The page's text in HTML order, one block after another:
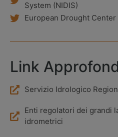
System (NIDIS)
European Drought Center
Link
Servizio Idrologico
Enti regolatori dei grandi
idrometrici